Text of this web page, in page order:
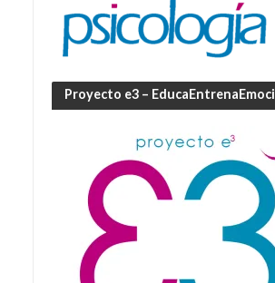
Proyecto e3 –